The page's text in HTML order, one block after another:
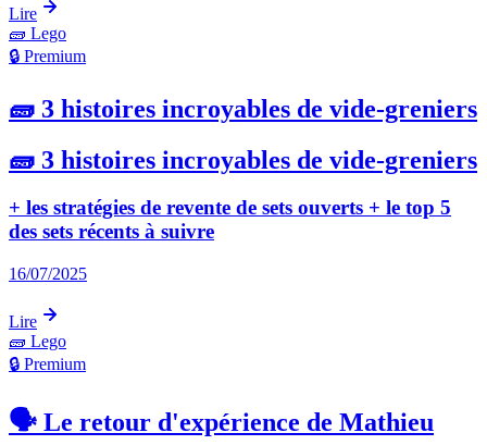
Lire
🧱 Lego
🔒 Premium
🧱 3 histoires incroyables de vide-greniers
🧱 3 histoires incroyables de vide-greniers
+ les stratégies de revente de sets ouverts + le top 5
des sets récents à suivre
16/07/2025
Lire
🧱 Lego
🔒 Premium
🗣️ Le retour d'expérience de Mathieu